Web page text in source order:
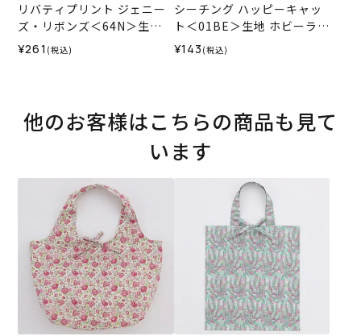
リバティプリント ジェニー
ズ・リボンズ＜64N＞生地
（ホビーラホビーレオリジ
ナル）2025SS
¥261 (税込)
シーチング ハッピーキャッ
ト＜01BE＞生地 ホビーラホ
ビーレデザインコレクショ
¥143 (税込)
他のお客様はこちらの商品も見て
います